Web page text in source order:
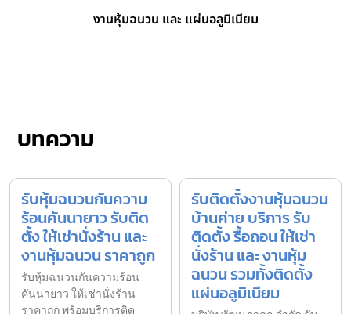
งานหุ้มฉนวน และ แผ่นอลูมิเนียม
บทความ
รับหุ้มฉนวนกันความ
ร้อนคันนายาว รับติด
ตั้ง ให้เช่านั่งร้าน และ
งานหุ้มฉนวน ราคาถูก
รับหุ้มฉนวนกันความร้อน
คันนายาว ให้เช่านั่งร้าน
ราคาถูก พร้อมบริการติด
รับติดตั้งงานหุ้มฉนวน
บ้านค่าย บริการ รับ
ติดตั้ง รื้อถอน ให้เช่า
นั่งร้าน และ งานหุ้ม
ฉนวน รวมทั้งติดตั้ง
แผ่นอลูมิเนียม